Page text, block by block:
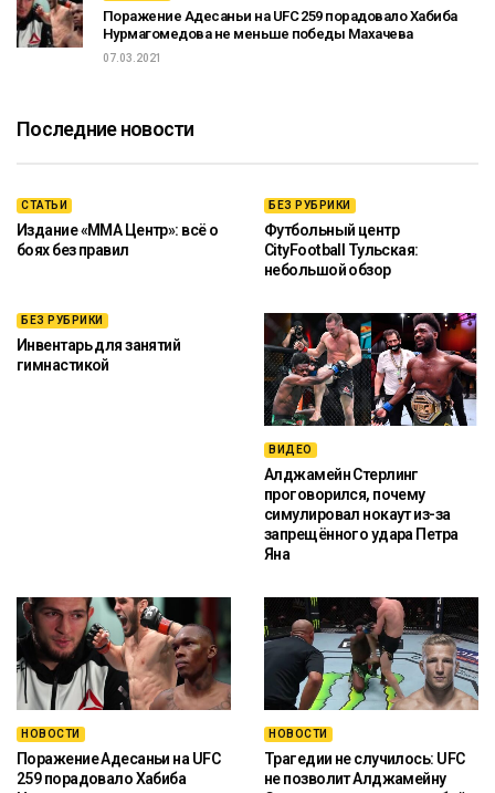
Поражение Адесаньи на UFC 259 порадовало Хабиба
Нурмагомедова не меньше победы Махачева
07.03.2021
Последние новости
СТАТЬИ
Издание «ММА Центр»: всё о
боях без правил
БЕЗ РУБРИКИ
Футбольный центр
CityFootball Тульская:
небольшой обзор
БЕЗ РУБРИКИ
Инвентарь для занятий
гимнастикой
ВИДЕО
Алджамейн Стерлинг
проговорился, почему
симулировал нокаут из-за
запрещённого удара Петра
Яна
НОВОСТИ
Поражение Адесаньи на UFC
259 порадовало Хабиба
НОВОСТИ
Трагедии не случилось: UFC
не позволит Алджамейну